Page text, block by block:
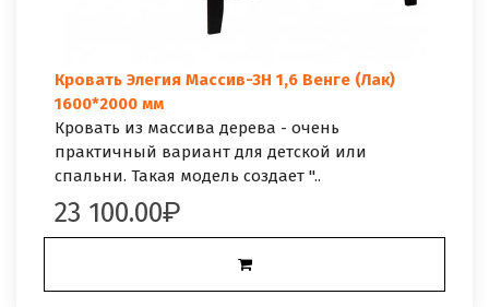
Кровать Элегия Массив-3Н 1,6 Венге (Лак)
1600*2000 мм
Кровать из массива дерева - очень
практичный вариант для детской или
спальни. Такая модель создает "..
23 100.00